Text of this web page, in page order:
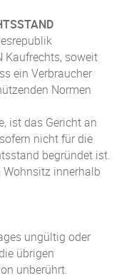
Kaufrechts, soweit
ein Verbraucher
Normen
ist das Gericht an
nicht für die
begründet ist.
Wohnsitz innerhalb
ungültig oder
übrigen
unberührt.